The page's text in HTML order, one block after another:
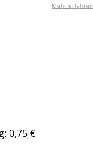
Mehr erfahren
0,75 €